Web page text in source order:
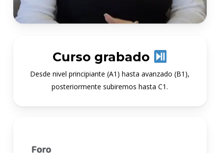
Curso grabado
Desde nivel principiante (A1) hasta avanzado (B1),
posteriormente subiremos hasta C1.